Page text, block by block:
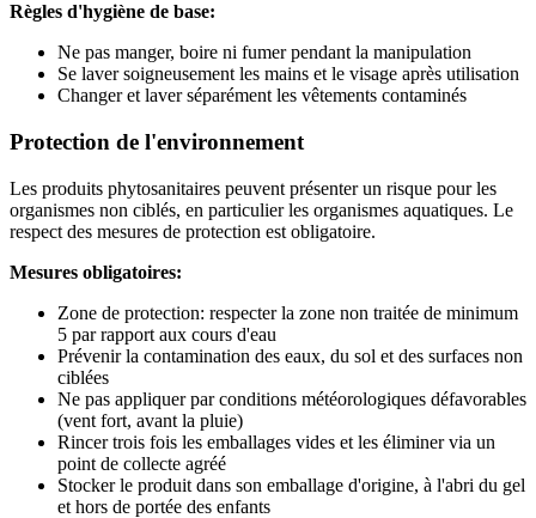
Règles d'hygiène de base:
Ne pas manger, boire ni fumer pendant la manipulation
Se laver soigneusement les mains et le visage après utilisation
Changer et laver séparément les vêtements contaminés
Protection de l'environnement
Les produits phytosanitaires peuvent présenter un risque pour les
organismes non ciblés, en particulier les organismes aquatiques. Le
respect des mesures de protection est obligatoire.
Mesures obligatoires:
Zone de protection: respecter la zone non traitée de minimum
5 par rapport aux cours d'eau
Prévenir la contamination des eaux, du sol et des surfaces non
ciblées
Ne pas appliquer par conditions météorologiques défavorables
(vent fort, avant la pluie)
Rincer trois fois les emballages vides et les éliminer via un
point de collecte agréé
Stocker le produit dans son emballage d'origine, à l'abri du gel
et hors de portée des enfants